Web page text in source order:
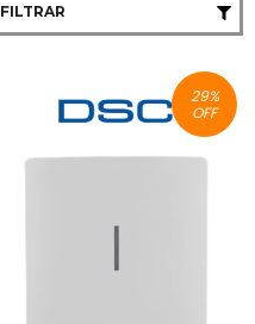
FILTRAR
29%
OFF